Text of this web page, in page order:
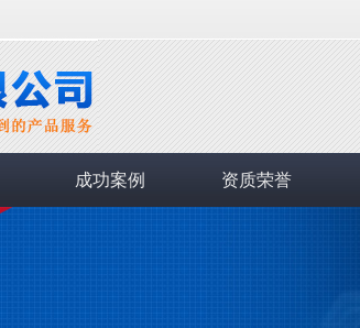
成功案例 资质荣誉